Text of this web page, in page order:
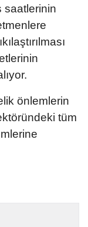
saatlerinin
önlemlerin
tüm